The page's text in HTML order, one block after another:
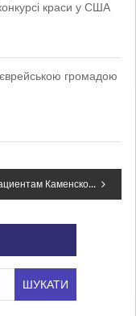
краси у США
громадою
Пациентам Каменской больницы №9, у которых возникли осложнения после операции, вводили препарат украинского производства